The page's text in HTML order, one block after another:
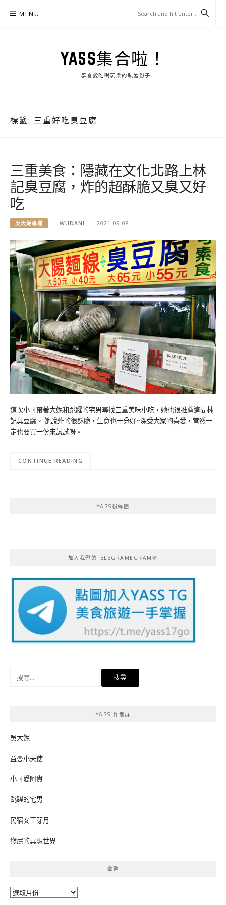
MENU
YASS集合啦！
一群喜愛吃喝玩樂的執著份子
標籤: 三重好吃臭豆腐
三重美食：隱藏在文化北路上林
記臭豆腐，炸的超酥脆又臭又好
吃
吳大妮專欄 WUDANI 2021-09-08
這次小可帶著大妮和跳躍的宅男尋找三重美味小吃，她也很推薦這間林
記臭豆腐。 她說炸的很酥脆，生意也十分好~深受大家的喜愛，當然一
定也要買一份來試試呀。
CONTINUE READING
YASS粉絲團
加入我們的TELEGRAMEGRAM吧
YASS 作者群
吳大妮
益曼小天使
小可愛阿貴
跳躍的宅男
民宿女王芽月
猴屁的異想世界
彙整
彙